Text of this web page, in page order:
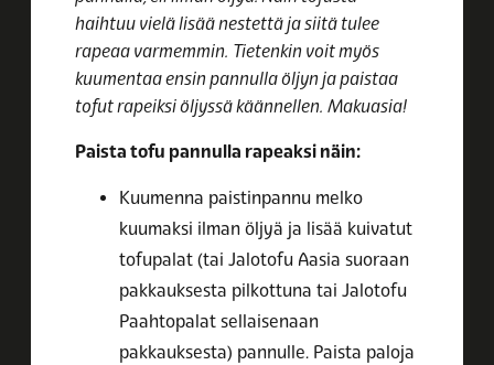
haihtuu vielä lisää nestettä ja siitä tulee
rapeaa varmemmin. Tietenkin voit myös
kuumentaa ensin pannulla öljyn ja paistaa
tofut rapeiksi öljyssä käännellen. Makuasia!
Paista tofu pannulla rapeaksi näin:
Kuumenna paistinpannu melko
kuumaksi ilman öljyä ja lisää kuivatut
tofupalat (tai Jalotofu Aasia suoraan
pakkauksesta pilkottuna tai Jalotofu
Paahtopalat sellaisenaan
pakkauksesta) pannulle. Paista paloja